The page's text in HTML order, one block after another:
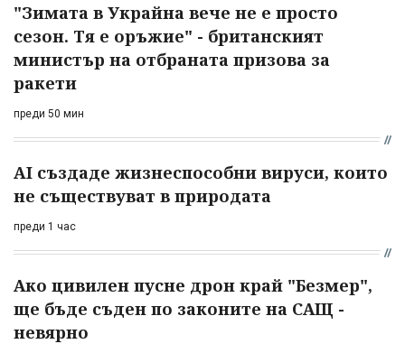
"Зимата в Украйна вече не е просто
сезон. Тя е оръжие" - британският
министър на отбраната призова за
ракети
преди 50 мин
AI създаде жизнеспособни вируси, които
не съществуват в природата
преди 1 час
Ако цивилен пусне дрон край "Безмер",
ще бъде съден по законите на САЩ -
невярно